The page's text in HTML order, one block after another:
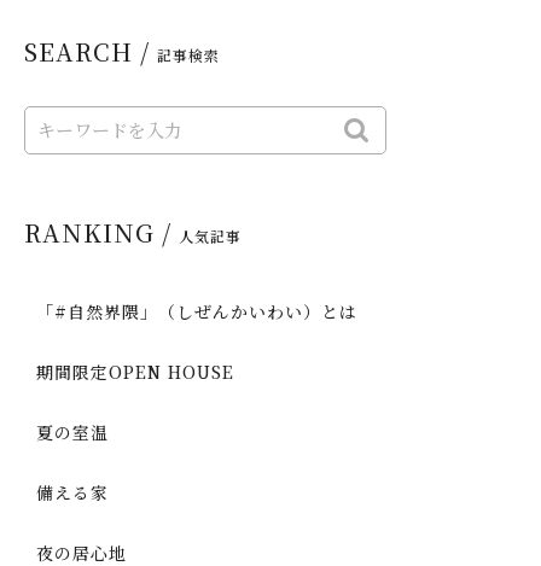
SEARCH / 記事検索
RANKING / 人気記事
「#自然界隈」（しぜんかいわい）とは
期間限定OPEN HOUSE
夏の室温
備える家
夜の居心地